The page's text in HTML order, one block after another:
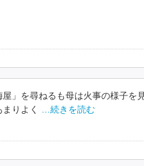
」を尋ねるも母は火事の様子を
りよく
…続きを読む